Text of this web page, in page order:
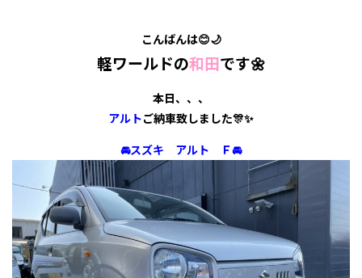
こんばんは😊🌙
軽ワールドの和田です🌼
本日、、、
アルトご納車致しました🎊✨
🚘スズキ アルト Ｆ🚘